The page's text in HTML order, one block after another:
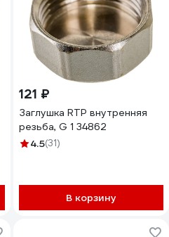
121 ₽
Заглушка RTP внутренняя
резьба, G 1 34862
4.5(31)
В корзину